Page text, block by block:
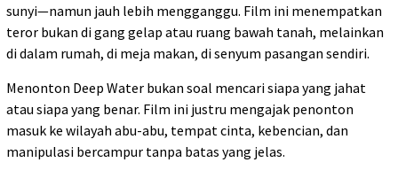
sunyi—namun jauh lebih mengganggu. Film ini menempatkan
teror bukan di gang gelap atau ruang bawah tanah, melainkan
di dalam rumah, di meja makan, di senyum pasangan sendiri.
Menonton Deep Water bukan soal mencari siapa yang jahat
atau siapa yang benar. Film ini justru mengajak penonton
masuk ke wilayah abu-abu, tempat cinta, kebencian, dan
manipulasi bercampur tanpa batas yang jelas.